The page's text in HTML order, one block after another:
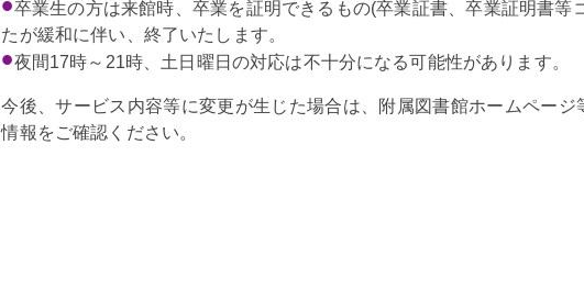
卒業生の方は来館時、卒業を証明できるもの(卒業証書、卒業証明書等
たが緩和に伴い、終了いたします。
夜間17時～21時、土日曜日の対応は不十分になる可能性があります。
今後、サービス内容等に変更が生じた場合は、附属図書館ホームペー
情報をご確認ください。